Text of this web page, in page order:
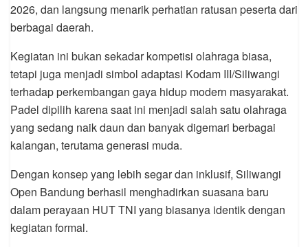
2026, dan langsung menarik perhatian ratusan peserta dari
berbagai daerah.
Kegiatan ini bukan sekadar kompetisi olahraga biasa,
tetapi juga menjadi simbol adaptasi Kodam III/Siliwangi
terhadap perkembangan gaya hidup modern masyarakat.
Padel dipilih karena saat ini menjadi salah satu olahraga
yang sedang naik daun dan banyak digemari berbagai
kalangan, terutama generasi muda.
Dengan konsep yang lebih segar dan inklusif, Siliwangi
Open Bandung berhasil menghadirkan suasana baru
dalam perayaan HUT TNI yang biasanya identik dengan
kegiatan formal.